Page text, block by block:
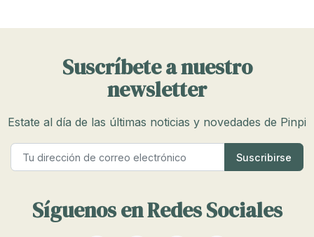
Suscríbete a nuestro
newsletter
Estate al día de las últimas noticias y novedades de Pinpi
Síguenos en Redes Sociales